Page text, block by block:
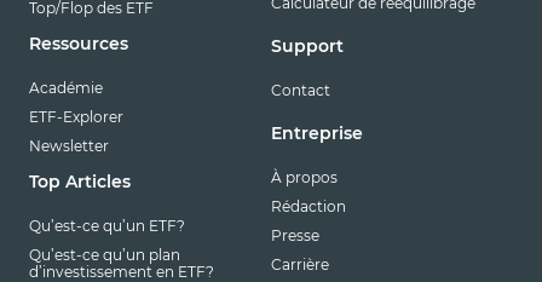
Top/Flop des ETF
Ressources
Académie
ETF-Explorer
Newsletter
Top Articles
Qu’est-ce qu’un ETF?
Qu’est-ce qu’un plan
d’investissement en ETF?
Support
Contact
Entreprise
À propos
Rédaction
Presse
Carrière